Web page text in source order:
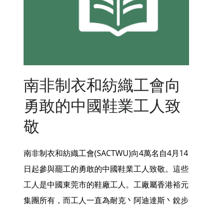
南非制衣和紡織工會向
勇敢的中國鞋業工人致
敬
南非制衣和紡織工會(SACTWU)向4萬名自4月14
日起參與罷工的勇敢的中國鞋業工人致敬。這些
工人是中國東莞市的鞋廠工人。工廠屬香港裕元
集團所有，而工人一直為耐克丶阿迪達斯丶銳步